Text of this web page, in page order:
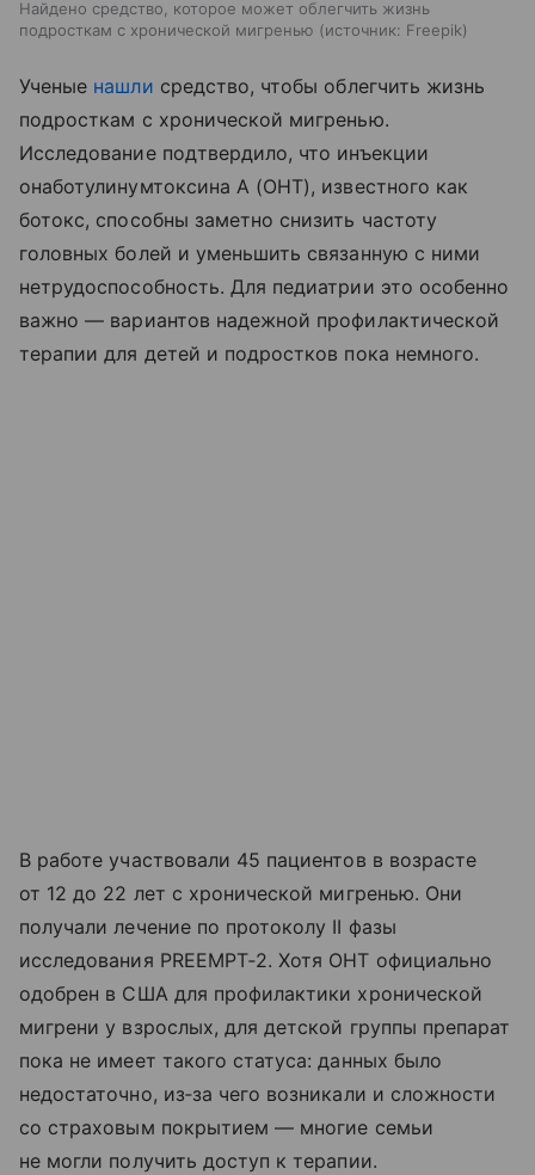
Найдено средство, которое может облегчить жизнь
подросткам с хронической мигренью
источник: Freepik
Ученые нашли средство, чтобы облегчить жизнь
подросткам с хронической мигренью.
Исследование подтвердило, что инъекции
онаботулинумтоксина А (ОНТ), известного как
ботокс, способны заметно снизить частоту
головных болей и уменьшить связанную с ними
нетрудоспособность. Для педиатрии это особенно
важно — вариантов надежной профилактической
терапии для детей и подростков пока немного.
В работе участвовали 45 пациентов в возрасте
от 12 до 22 лет с хронической мигренью. Они
получали лечение по протоколу II фазы
исследования PREEMPT‑2. Хотя ОНТ официально
одобрен в США для профилактики хронической
мигрени у взрослых, для детской группы препарат
пока не имеет такого статуса: данных было
недостаточно, из‑за чего возникали и сложности
со страховым покрытием — многие семьи
не могли получить доступ к терапии.